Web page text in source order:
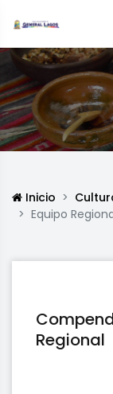
Inicio
Equipo
Regional